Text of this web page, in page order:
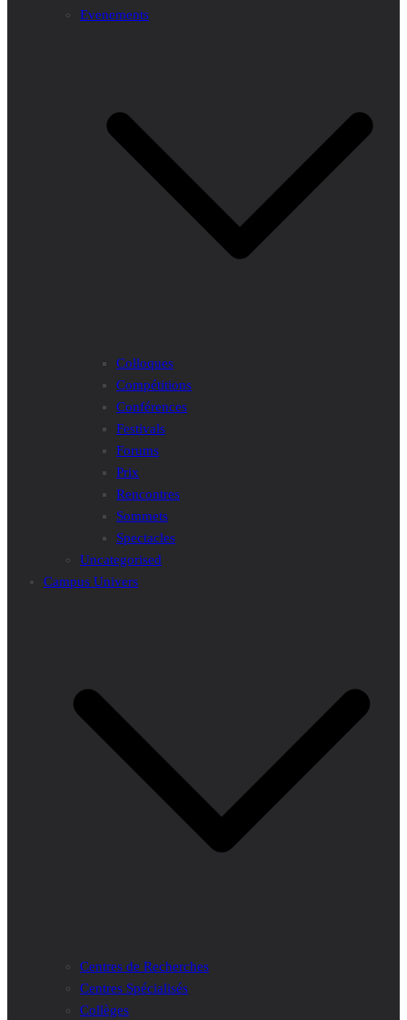
Evenements
Colloques
Compétitions
Conférences
Festivals
Forums
Prix
Rencontres
Sommets
Spectacles
Uncategorised
Campus Univers
Centres de Recherches
Centres Spécialisés
Collèges